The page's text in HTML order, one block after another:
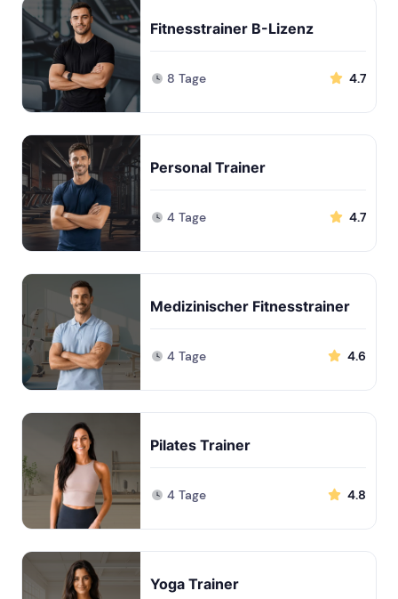
Fitnesstrainer B-Lizenz
8 Tage 4.7
Personal Trainer
4 Tage 4.7
Medizinischer Fitnesstrainer
4 Tage 4.6
Pilates Trainer
4 Tage 4.8
Yoga Trainer